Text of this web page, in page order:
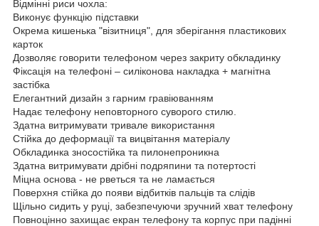
Відмінні риси чохла:
Виконує функцію підставки
Окрема кишенька "візитниця", для зберігання пластикових
карток
Дозволяє говорити телефоном через закриту обкладинку
Фіксація на телефоні – силіконова накладка + магнітна
застібка
Елегантний дизайн з гарним гравіюванням
Надає телефону неповторного суворого стилю.
Здатна витримувати тривале використання
Стійка до деформації та вицвітання матеріалу
Обкладинка зносостійка та пилонепроникна
Здатна витримувати дрібні подряпини та потертості
Міцна основа - не рветься та не ламається
Поверхня стійка до появи відбитків пальців та слідів
Щільно сидить у руці, забезпечуючи зручний хват телефону
Повноцінно захищає екран телефону та корпус при падінні